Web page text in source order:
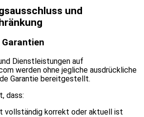
und
Dienstleistungen auf
werden ohne jegliche ausdrückliche
Garantie bereitgestellt.
dass:
vollständig korrekt oder aktuell ist